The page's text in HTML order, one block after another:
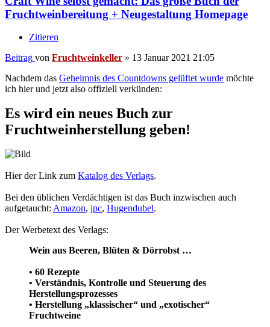
Nachdem dasGeheimnis des Countdowns gelüftet wurdemöchte
ich hier und jetzt also offiziell verkünden:
Es wird ein neues Buch zur
Fruchtweinherstellung geben!
Hier der Link zum Katalog des Verlags
Bei den üblichen Verdächtigen ist das Buch inzwischen auch
Wein aus Beeren, Blüten & Dörrobst …
• 60 Rezepte
• Verständnis, Kontrolle und Steuerung des
Herstellungsprozesses
• Herstellung „klassischer“ und „exotischer“
Fruchtweine
Der besondere Reiz fachkundig hergestellter
Fruchtweine liegt in der geschmacklichen Vielfalt, die
jene von konventionellen Weinen aus Trauben in den
Schatten stellt. Denn aus nahezu allen Früchten, lässt